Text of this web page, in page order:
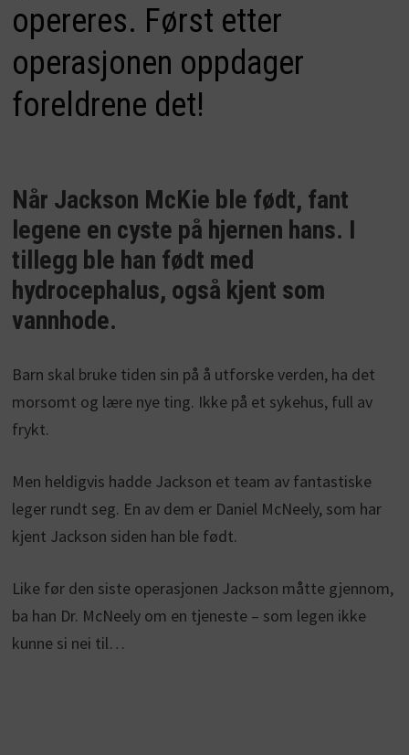
opereres. Først etter
operasjonen oppdager
foreldrene det!
Når Jackson McKie ble født, fant
legene en cyste på hjernen hans. I
tillegg ble han født med
hydrocephalus, også kjent som
vannhode.
Barn skal bruke tiden sin på å utforske verden, ha det
morsomt og lære nye ting. Ikke på et sykehus, full av
frykt.
Men heldigvis hadde Jackson et team av fantastiske
leger rundt seg. En av dem er Daniel McNeely, som har
kjent Jackson siden han ble født.
Like før den siste operasjonen Jackson måtte gjennom,
ba han Dr. McNeely om en tjeneste – som legen ikke
kunne si nei til…